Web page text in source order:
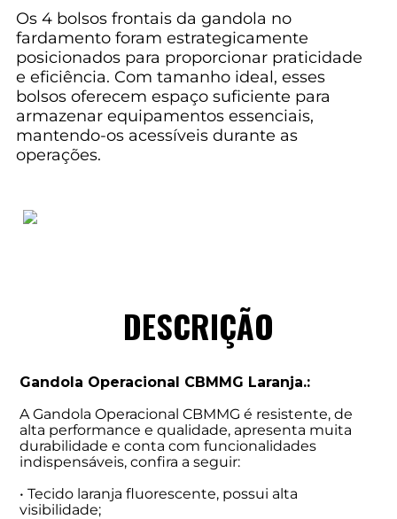
Os 4 bolsos frontais da gandola no
fardamento foram estrategicamente
posicionados para proporcionar praticidade
e eficiência. Com tamanho ideal, esses
bolsos oferecem espaço suficiente para
armazenar equipamentos essenciais,
mantendo-os acessíveis durante as
operações.
DESCRIÇÃO
Gandola Operacional CBMMG Laranja.:
A Gandola Operacional CBMMG é resistente, de
alta performance e qualidade, apresenta muita
durabilidade e conta com funcionalidades
indispensáveis, confira a seguir:
• Tecido laranja fluorescente, possui alta
visibilidade;